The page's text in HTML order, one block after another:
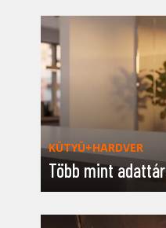
KÜTYÜ+HARDVER
Több mint